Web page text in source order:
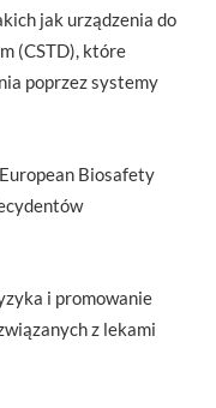
jak urządzenia do
(CSTD), które
poprzez systemy
Biosafety
i promowanie
z lekami